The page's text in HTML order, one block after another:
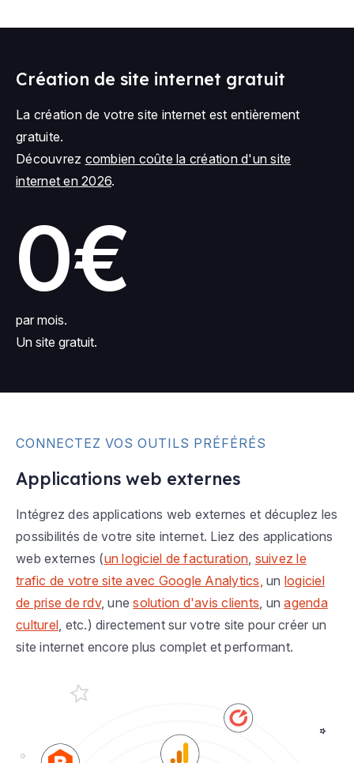
Création de site internet gratuit
La création de votre site internet est entièrement
gratuite.
Découvrez combien coûte la création d'un site
internet en 2026.
0€
par mois.
Un site gratuit.
CONNECTEZ VOS OUTILS PRÉFÉRÉS
Applications web externes
Intégrez des applications web externes et décuplez les
possibilités de votre site internet. Liez des applications
web externes (un logiciel de facturation, suivez le
trafic de votre site avec Google Analytics, un logiciel
de prise de rdv, unesolution d'avis clients, unagenda
culturel, etc.) directement sur votre site pour créer un
site internet encore plus complet et performant.